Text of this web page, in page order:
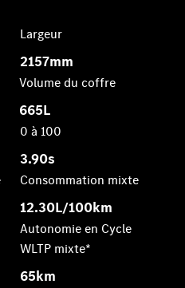
Largeur
2157mm
Volume du coffre
665L
0 à 100
3.90s
Consommation mixte
12.30L/100km
Autonomie en Cycle
WLTP mixte*
65km